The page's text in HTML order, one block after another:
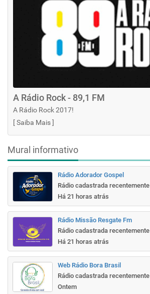
A Rádio Rock - 89,1 FM
A Rádio Rock 2017!
[Saiba Mais]
Mural informativo
Rádio Adorador Gospel
Rádio cadastrada recentemente
Há 21 horas atrás
Rádio Missão Resgate Fm
Rádio cadastrada recentemente
Há 21 horas atrás
Web Rádio Bora Brasil
Rádio cadastrada recentemente
Ontem